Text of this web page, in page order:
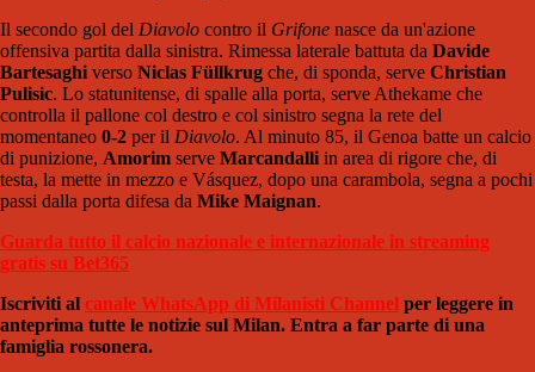
Il secondo gol del Diavolo contro il Grifone nasce da un'azione
offensiva partita dalla sinistra. Rimessa laterale battuta da Davide
Bartesaghi verso Niclas Füllkrug che, di sponda, serve Christian
Pulisic. Lo statunitense, di spalle alla porta, serve Athekame che
controlla il pallone col destro e col sinistro segna la rete del
momentaneo 0-2 per il Diavolo. Al minuto 85, il Genoa batte un calcio
di punizione, Amorim serve Marcandalli in area di rigore che, di
testa, la mette in mezzo e Vásquez, dopo una carambola, segna a pochi
passi dalla porta difesa da Mike Maignan.
Guarda tutto il calcio nazionale e internazionale in streaming
gratis su Bet365
Iscriviti al canale WhatsApp di Milanisti Channel per leggere in
anteprima tutte le notizie sul Milan. Entra a far parte di una
famiglia rossonera.